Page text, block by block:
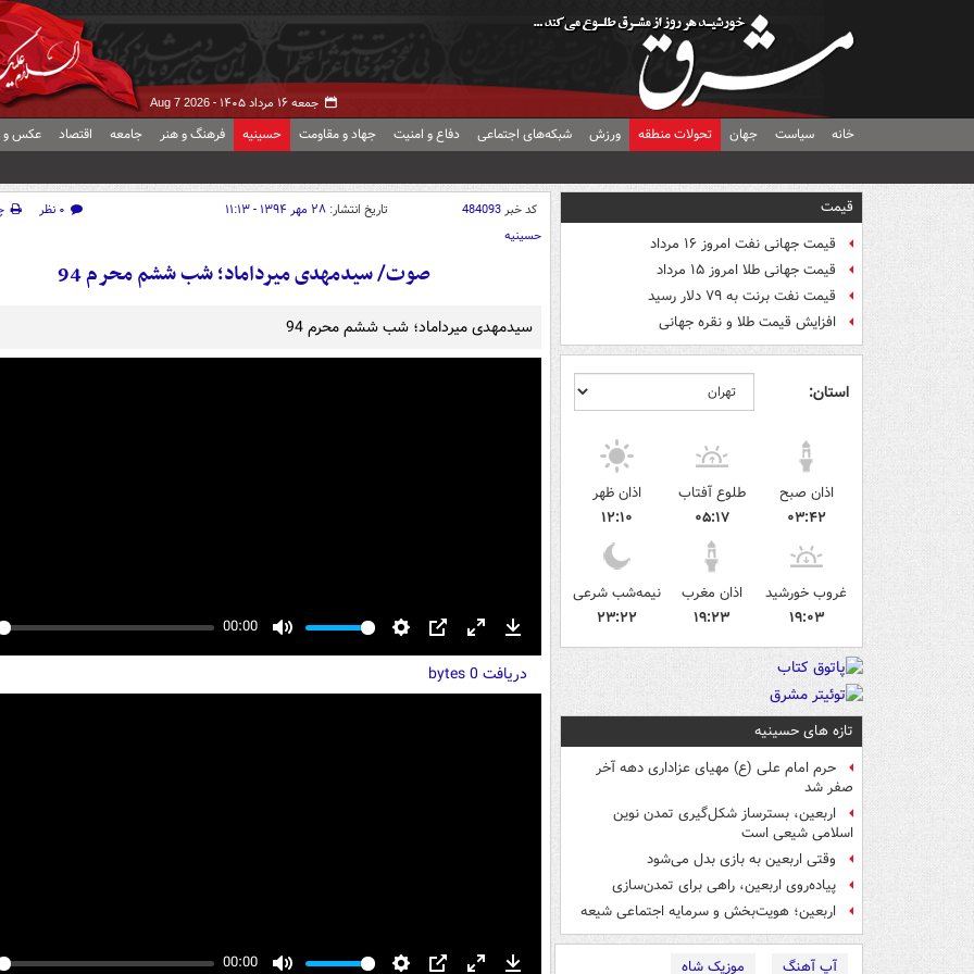
جمعه ۱۶ مرداد ۱۴۰۵ - Aug 7 2026
خانه سیاست جهان تحولات منطقه ورزش شبکه‌های اجتماعی دفاع و امنیت جهاد و مقاومت حسینیه فرهنگ و هنر جامعه اقتصاد عکس و
قیمت
قیمت جهانی نفت امروز ۱۶ مرداد
قیمت جهانی طلا امروز ۱۵ مرداد
قیمت نفت برنت به ۷۹ دلار رسید
افزایش قیمت طلا و نقره جهانی
استان:
اذان صبح
۰۳:۴۲
طلوع آفتاب
۰۵:۱۷
اذان ظهر
۱۲:۱۰
غروب خورشید
۱۹:۰۳
اذان مغرب
۱۹:۲۳
نیمه‌شب شرعی
۲۳:۲۲
تازه های حسینیه
حرم امام علی (ع) مهیای عزاداری دهه آخر
صفر شد
اربعین، بسترساز شکل‌گیری تمدن نوین
اسلامی شیعی است
وقتی اربعین به بازی بدل می‌شود
پیاده‌روی اربعین، راهی برای تمدن‌سازی
اربعین؛ هویت‌بخش و سرمایه اجتماعی شیعه
آپ آهنگ
موزیک شاه
کد خبر484093 تاریخ انتشار: ۲۸ مهر ۱۳۹۴ - ۱۱:۱۳ ۰ نظر
حسینیه
صوت/ سیدمهدی میرداماد؛ شب ششم محرم 94
سیدمهدی میرداماد؛ شب ششم محرم 94
00:00
fullscreen
Download
دریافت 0 bytes
00:00